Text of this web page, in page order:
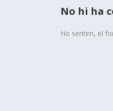
No hi ha
Ho sentim, el